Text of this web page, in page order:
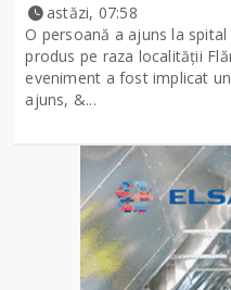
astăzi, 07:58
O persoană a ajuns la
produs pe raza localității
eveniment a fost implicat
ajuns, &...